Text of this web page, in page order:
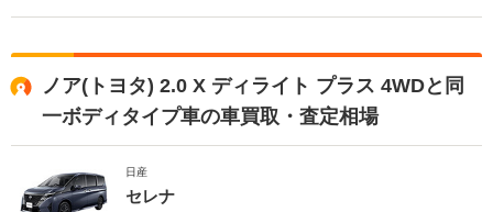
ノア(トヨタ) 2.0 X ディライト プラス 4WDと同
一ボディタイプ車の車買取・査定相場
日産
セレナ